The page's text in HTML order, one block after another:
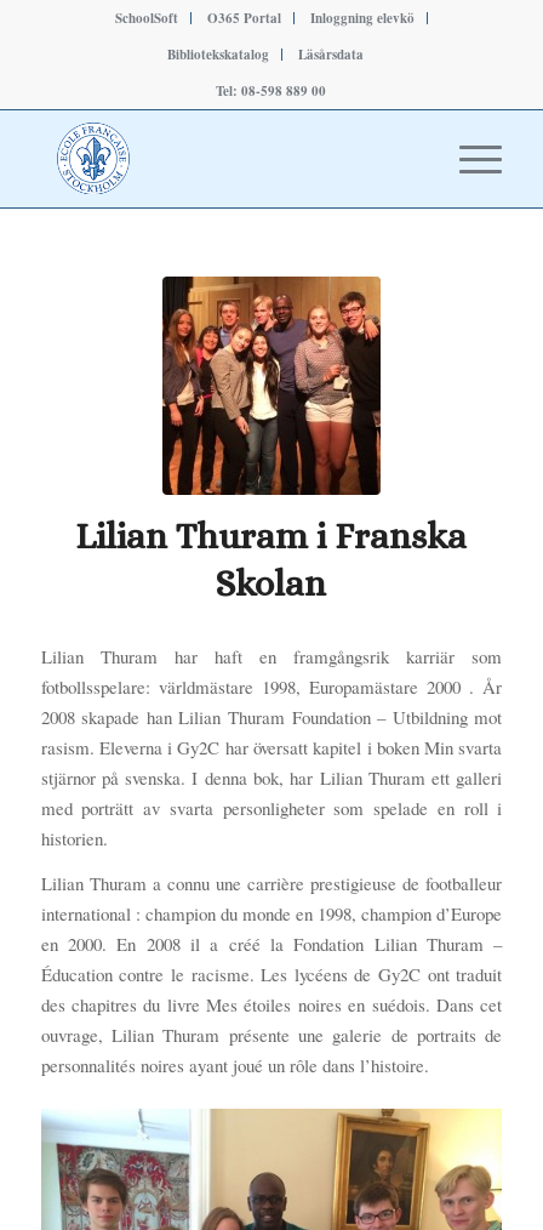
SchoolSoft O365 Portal
Inloggning elevkö
Bibliotekskatalog
Läsårsdata
Tel: 08-598 889 00
Lilian Thuram i Franska
Skolan
Lilian Thuram har haft en framgångsrik karriär som
fotbollsspelare: världmästare 1998, Europamästare 2000 . År
2008 skapade han Lilian Thuram Foundation – Utbildning mot
rasism. Eleverna i Gy2C har översatt kapitel i boken Min svarta
stjärnor på svenska. I denna bok, har Lilian Thuram ett galleri
med porträtt av svarta personligheter som spelade en roll i
historien.
Lilian Thuram a connu une carrière prestigieuse de footballeur
international : champion du monde en 1998, champion d’Europe
en 2000. En 2008 il a créé la Fondation Lilian Thuram –
Éducation contre le racisme. Les lycéens de Gy2C ont traduit
des chapitres du livre Mes étoiles noires en suédois. Dans cet
ouvrage, Lilian Thuram présente une galerie de portraits de
personnalités noires ayant joué un rôle dans l’histoire.